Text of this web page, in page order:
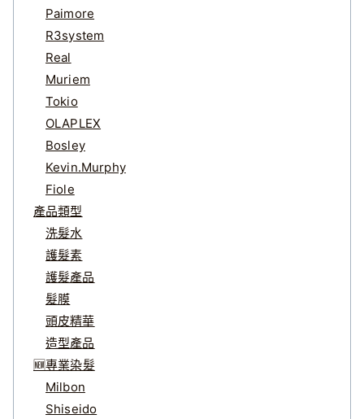
Paimore
R3system
Real
Muriem
Tokio
OLAPLEX
Bosley
Kevin.Murphy
Fiole
產品類型
洗髮水
護髮素
護髮產品
髮膜
頭皮精華
造型產品
🆕專業染髮
Milbon
Shiseido